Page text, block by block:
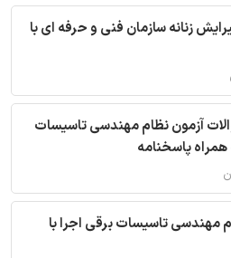
زنانه سازمان فنی و حرفه ای با
آزمون نظام مهندسی تاسیسات
پاسخنامه
مهندسی تاسیسات برقی اجرا با